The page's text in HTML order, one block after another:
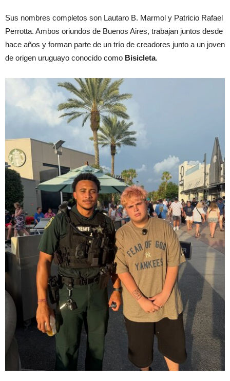
Sus nombres completos son Lautaro B. Marmol y Patricio Rafael
Perrotta. Ambos oriundos de Buenos Aires, trabajan juntos desde
hace años y forman parte de un trío de creadores junto a un joven
de origen uruguayo conocido como Bisicleta.